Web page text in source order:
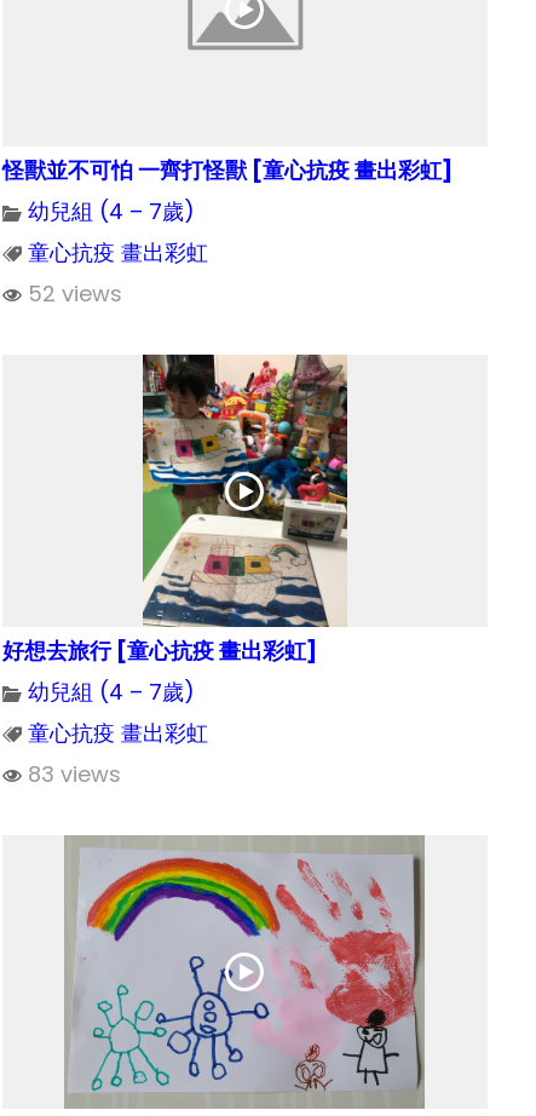
怪獸並不可怕 一齊打怪獸 [童心抗疫 畫出彩虹]
幼兒組 (4 – 7歲)
童心抗疫 畫出彩虹
52 views
好想去旅行 [童心抗疫 畫出彩虹]
幼兒組 (4 – 7歲)
童心抗疫 畫出彩虹
83 views